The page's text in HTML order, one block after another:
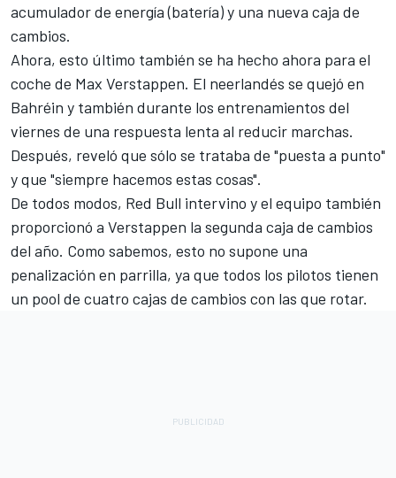
acumulador de energía (batería) y una nueva caja de
cambios.
Ahora, esto último también se ha hecho ahora para el
coche de Max Verstappen. El neerlandés se quejó en
Bahréin y también durante los entrenamientos del
viernes de una respuesta lenta al reducir marchas.
Después, reveló que sólo se trataba de "puesta a punto"
y que "siempre hacemos estas cosas".
De todos modos, Red Bull intervino y el equipo también
proporcionó a Verstappen la segunda caja de cambios
del año. Como sabemos, esto no supone una
penalización en parrilla, ya que todos los pilotos tienen
un pool de cuatro cajas de cambios con las que rotar.